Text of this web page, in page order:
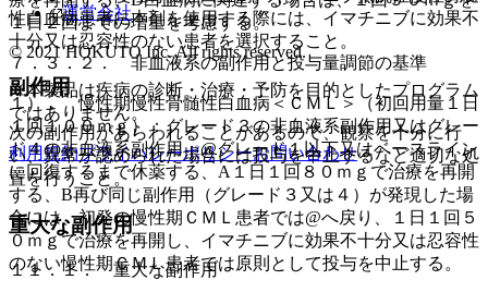
性白血病患者に本剤を使用する際には、イマチニブに効果不
十分又は忍容性のない患者を選択すること。
副作用
次の副作用があらわれることがあるので、観察を十分に行
い、異常が認められた場合には投与を中止するなど適切な処
置を行うこと。
重大な副作用
１１．１． 重大な副作用
１日２回までの増量を考慮する。
７．３．２． 非血液系の副作用と投与量調節の基準
１）． 慢性期慢性骨髄性白血病＜ＣＭＬ＞（初回用量１日
１回１００ｍｇ）：グレード３の非血液系副作用又はグレー
ド４の非血液系副作用；@グレード１以下又はベースライン
に回復するまで休薬する、A１日１回８０ｍｇで治療を再開
する、B再び同じ副作用（グレード３又は４）が発現した場
合には、初発の慢性期ＣＭＬ患者では@へ戻り、１日１回５
０ｍｇで治療を再開し、イマチニブに効果不十分又は忍容性
のない慢性期ＣＭＬ患者では原則として投与を中止する。
運営会社
© 2021 HOKUTO Inc. All rights reserved.
※本製品は疾病の診断・治療・予防を目的としたプログラム
ではありません。
利用規約プライバシーポリシーお問い合わせ